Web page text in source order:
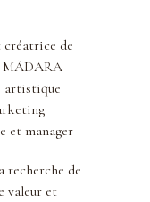
: créatrice de
MÀDARA
artistique
et manager
recherche de
valeur et